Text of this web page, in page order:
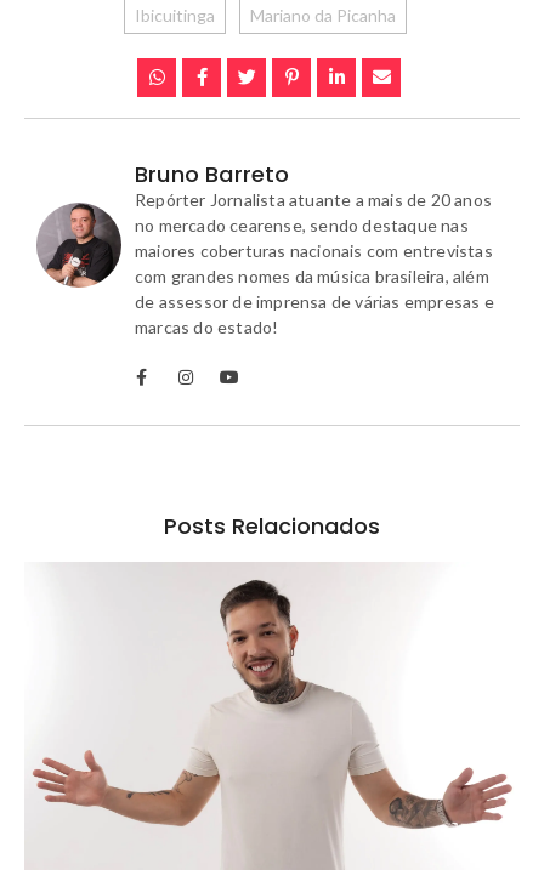
Ibicuitinga Mariano da Picanha
Bruno Barreto
Repórter Jornalista atuante a mais de 20 anos
no mercado cearense, sendo destaque nas
maiores coberturas nacionais com entrevistas
com grandes nomes da música brasileira, além
de assessor de imprensa de várias empresas e
marcas do estado!
Posts Relacionados